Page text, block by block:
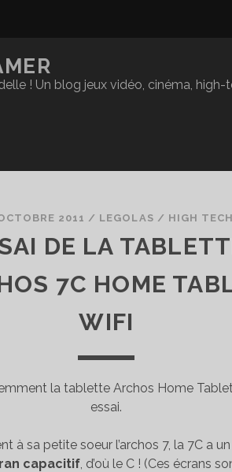
! Un blog jeux vidéo, cinéma,
2011 / LEGOLAS / HIGH TECH
DE LA
7C HOME
WIFI
la tablette Archos Home
essai.
à sa petite soeur l’archos 7, la 7C a
capacitif, d’où le C ! (Ces écrans